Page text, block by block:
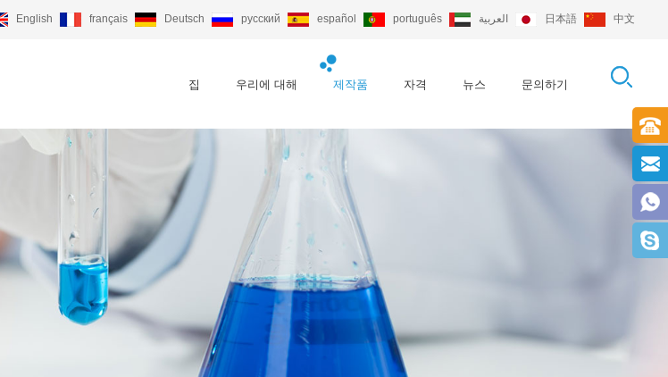
English français Deutsch русский español português العربية 日本語 中文
집 우리에 대해 제작품 자격 뉴스 문의하기